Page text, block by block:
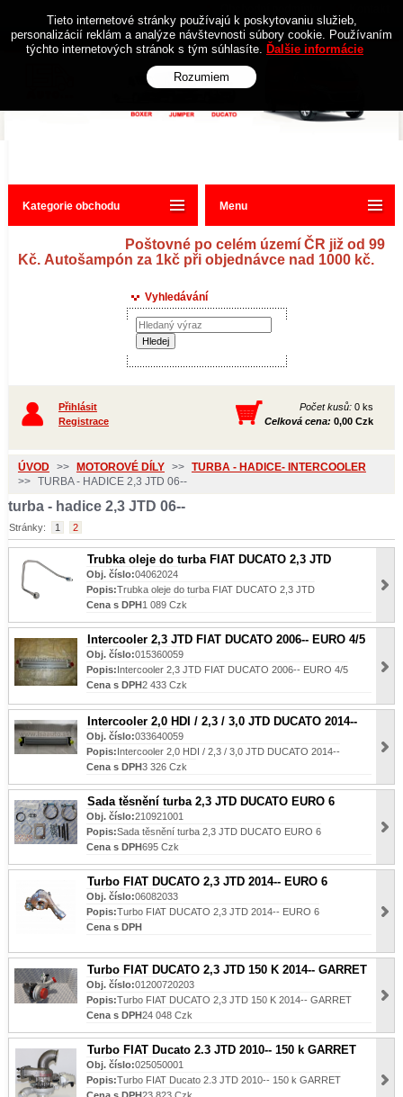
Poštovné po celém území ČR již od 99
Kč. Autošampón za 1kč při objednávce nad 1000 kč.
Kategorie obchodu
Vyhledávání
Přihlásit
Registrace
Počet kusů: 0 ks
Celková cena: 0,00 Czk
ÚVOD >> MOTOROVÉ DÍLY >> TURBA - HADICE- INTERCOOLER
>> TURBA - HADICE 2,3 JTD 06--
turba - hadice 2,3 JTD 06--
Stránky: 1 2
Trubka oleje do turba FIAT DUCATO 2,3 JTD
Obj. číslo:04062024
Popis:Trubka oleje do turba FIAT DUCATO 2,3 JTD
Cena s DPH1 089 Czk
Intercooler 2,3 JTD FIAT DUCATO 2006-- EURO 4/5
Obj. číslo:015360059
Popis:Intercooler 2,3 JTD FIAT DUCATO 2006-- EURO 4/5
Cena s DPH2 433 Czk
Intercooler 2,0 HDI / 2,3 / 3,0 JTD DUCATO 2014--
Obj. číslo:033640059
Popis:Intercooler 2,0 HDI / 2,3 / 3,0 JTD DUCATO 2014--
Cena s DPH3 326 Czk
Sada těsnění turba 2,3 JTD DUCATO EURO 6
Obj. číslo:210921001
Popis:Sada těsnění turba 2,3 JTD DUCATO EURO 6
Cena s DPH695 Czk
Turbo FIAT DUCATO 2,3 JTD 2014-- EURO 6
Obj. číslo:06082033
Popis:Turbo FIAT DUCATO 2,3 JTD 2014-- EURO 6
Cena s DPH
Turbo FIAT DUCATO 2,3 JTD 150 K 2014-- GARRET
Obj. číslo:01200720203
Popis:Turbo FIAT DUCATO 2,3 JTD 150 K 2014-- GARRET
Cena s DPH24 048 Czk
Turbo FIAT Ducato 2.3 JTD 2010-- 150 k GARRET
Obj. číslo:025050001
Popis:Turbo FIAT Ducato 2.3 JTD 2010-- 150 k GARRET
Cena s DPH23 823 Czk
Menu
Tieto internetové stránky používajú k poskytovaniu služieb,
personalizácií reklám a analýze návštevnosti súbory cookie. Používaním
týchto internetových stránok s tým súhlasíte. Ďalšie informácie
Rozumiem